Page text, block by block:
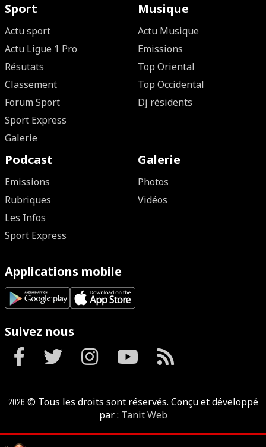
Sport
Actu sport
Actu Ligue 1 Pro
Résutats
Classement
Forum Sport
Sport Express
Galerie
Musique
Actu Musique
Emissions
Top Oriental
Top Occidental
Dj résidents
Podcast
Emissions
Rubriques
Les Infos
Sport Express
Galerie
Photos
Vidéos
Applications mobile
Suivez nous
2026 © Tous les droits sont réservés. Conçu et développé
par : Tanit Web